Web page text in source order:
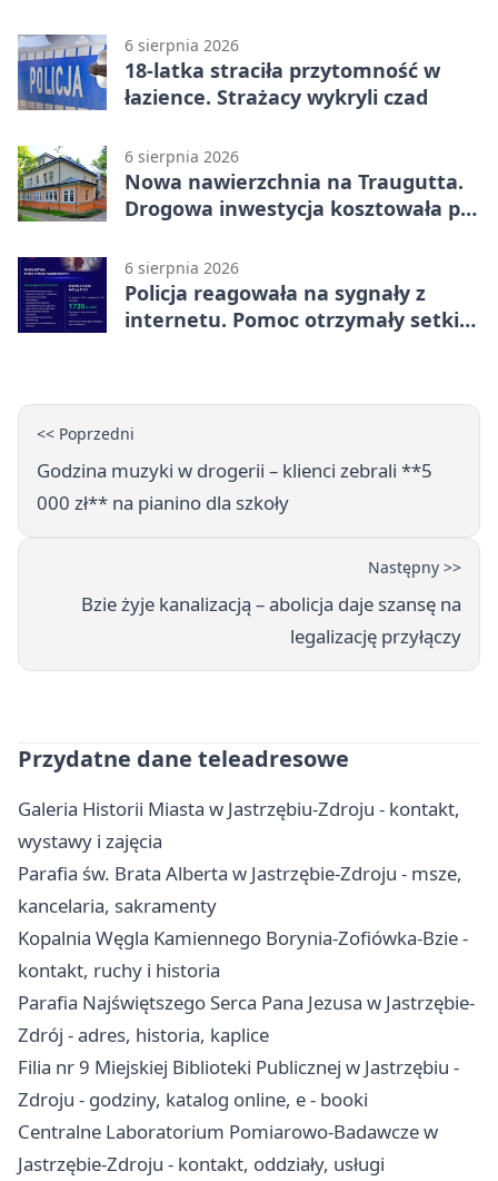
6 sierpnia 2026
18-latka straciła przytomność w
łazience. Strażacy wykryli czad
6 sierpnia 2026
Nowa nawierzchnia na Traugutta.
Drogowa inwestycja kosztowała pół
6 sierpnia 2026
Policja reagowała na sygnały z
internetu. Pomoc otrzymały setki
<< Poprzedni
Godzina muzyki w drogerii – klienci zebrali **5
000 zł** na pianino dla szkoły
Następny >>
Bzie żyje kanalizacją – abolicja daje szansę na
legalizację przyłączy
Przydatne dane teleadresowe
Galeria Historii Miasta w Jastrzębiu-Zdroju - kontakt,
wystawy i zajęcia
Parafia św. Brata Alberta w Jastrzębie-Zdroju - msze,
kancelaria, sakramenty
Kopalnia Węgla Kamiennego Borynia-Zofiówka-Bzie -
kontakt, ruchy i historia
Parafia Najświętszego Serca Pana Jezusa w Jastrzębie-
Zdrój - adres, historia, kaplice
Filia nr 9 Miejskiej Biblioteki Publicznej w Jastrzębiu -
Zdroju - godziny, katalog online, e - booki
Centralne Laboratorium Pomiarowo-Badawcze w
Jastrzębie-Zdroju - kontakt, oddziały, usługi